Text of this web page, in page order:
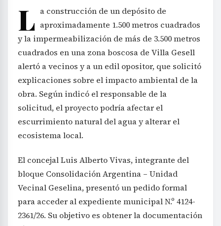
L a construcción de un depósito de
aproximadamente 1.500 metros cuadrados
y la impermeabilización de más de 3.500 metros
cuadrados en una zona boscosa de Villa Gesell
alertó a vecinos y a un edil opositor, que solicitó
explicaciones sobre el impacto ambiental de la
obra. Según indicó el responsable de la
solicitud, el proyecto podría afectar el
escurrimiento natural del agua y alterar el
ecosistema local.
El concejal Luis Alberto Vivas, integrante del
bloque Consolidación Argentina – Unidad
Vecinal Geselina, presentó un pedido formal
para acceder al expediente municipal N.º 4124-
2361/26. Su objetivo es obtener la documentación